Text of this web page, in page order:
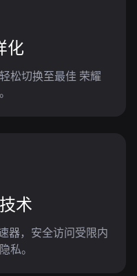
化
松切换至最佳 荣耀
术
器，安全访问受限内
私。